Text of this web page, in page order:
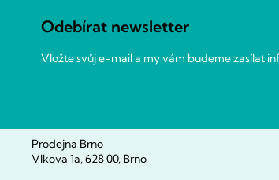
Odebírat newsletter
Vložte svůj e-mail a my vám budeme zasílat
Prodejna Brno
Vlkova 1a, 628 00, Brno